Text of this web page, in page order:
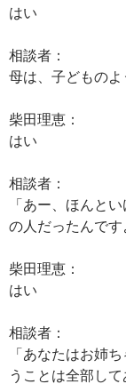
はい
相談者：
母は、子どものよ
柴田理恵：
はい
相談者：
「あー、ほんと
の人だったんです
柴田理恵：
はい
相談者：
「あなたはお姉
うことは全部し